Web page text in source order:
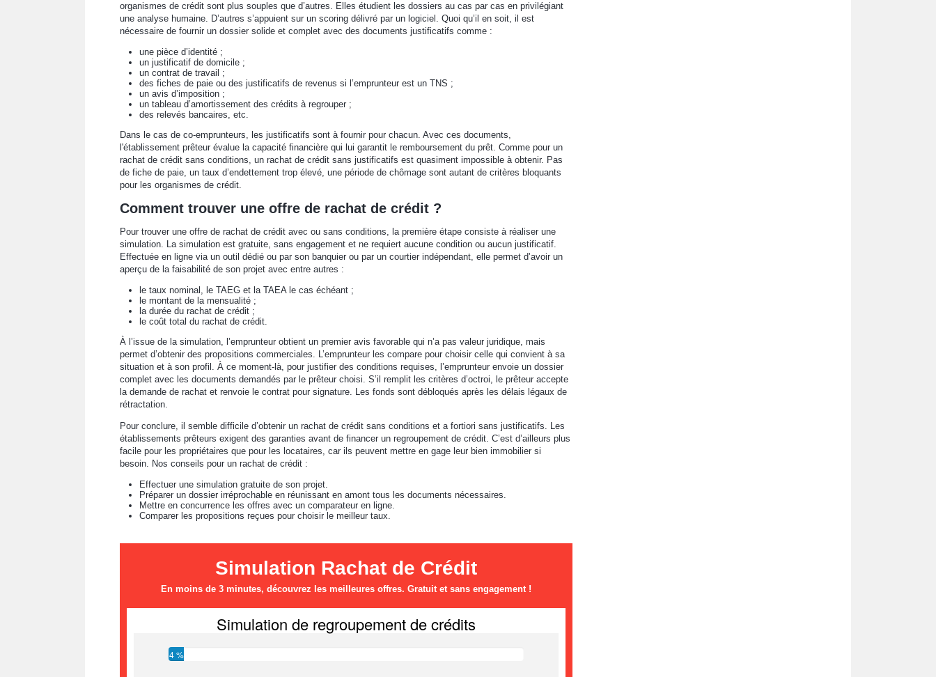
organismes de crédit sont plus souples que d’autres. Elles étudient les dossiers au cas par cas en privilégiant
une analyse humaine. D’autres s’appuient sur un scoring délivré par un logiciel. Quoi qu’il en soit, il est
nécessaire de fournir un dossier solide et complet avec des documents justificatifs comme :
une pièce d’identité ;
un justificatif de domicile ;
un contrat de travail ;
des fiches de paie ou des justificatifs de revenus si l’emprunteur est un TNS ;
un avis d’imposition ;
un tableau d’amortissement des crédits à regrouper ;
des relevés bancaires, etc.
Dans le cas de co-emprunteurs, les justificatifs sont à fournir pour chacun. Avec ces documents,
l'établissement prêteur évalue la capacité financière qui lui garantit le remboursement du prêt. Comme pour un
rachat de crédit sans conditions, un rachat de crédit sans justificatifs est quasiment impossible à obtenir. Pas
de fiche de paie, un taux d’endettement trop élevé, une période de chômage sont autant de critères bloquants
pour les organismes de crédit.
Comment trouver une offre de rachat de crédit ?
Pour trouver une offre de rachat de crédit avec ou sans conditions, la première étape consiste à réaliser une
simulation. La simulation est gratuite, sans engagement et ne requiert aucune condition ou aucun justificatif.
Effectuée en ligne via un outil dédié ou par son banquier ou par un courtier indépendant, elle permet d’avoir un
aperçu de la faisabilité de son projet avec entre autres :
le taux nominal, le TAEG et la TAEA le cas échéant ;
le montant de la mensualité ;
la durée du rachat de crédit ;
le coût total du rachat de crédit.
À l’issue de la simulation, l’emprunteur obtient un premier avis favorable qui n’a pas valeur juridique, mais
permet d’obtenir des propositions commerciales. L’emprunteur les compare pour choisir celle qui convient à sa
situation et à son profil. À ce moment-là, pour justifier des conditions requises, l’emprunteur envoie un dossier
complet avec les documents demandés par le prêteur choisi. S’il remplit les critères d’octroi, le prêteur accepte
la demande de rachat et renvoie le contrat pour signature. Les fonds sont débloqués après les délais légaux de
rétractation.
Pour conclure, il semble difficile d’obtenir un rachat de crédit sans conditions et a fortiori sans justificatifs. Les
établissements prêteurs exigent des garanties avant de financer un regroupement de crédit. C’est d’ailleurs plus
facile pour les propriétaires que pour les locataires, car ils peuvent mettre en gage leur bien immobilier si
besoin. Nos conseils pour un rachat de crédit :
Effectuer une simulation gratuite de son projet.
Préparer un dossier irréprochable en réunissant en amont tous les documents nécessaires.
Mettre en concurrence les offres avec un comparateur en ligne.
Comparer les propositions reçues pour choisir le meilleur taux.
Simulation Rachat de Crédit
En moins de 3 minutes, découvrez les meilleures offres. Gratuit et sans engagement !